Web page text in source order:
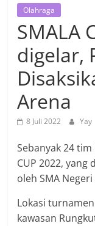
Olahraga
SMALA
digelar,
Arena
8 Juli 2022 Yay
Sebanyak 24
CUP 2022, yang
oleh SMA
Lokasi
kawasan